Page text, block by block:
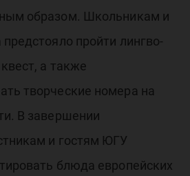
образом. Школьникам и
пройти лингво-
а также
творческие номера на
В завершении
и гостям ЮГУ
блюда европейских